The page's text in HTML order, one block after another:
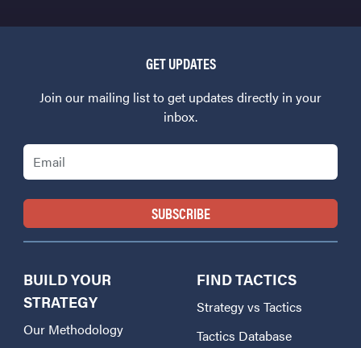
GET UPDATES
Join our mailing list to get updates directly in your
inbox.
Email
BUILD YOUR
STRATEGY
Our Methodology
FIND TACTICS
Strategy vs Tactics
Tactics Database